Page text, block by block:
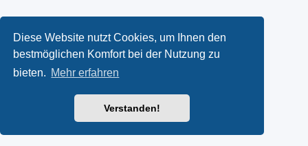
Diese Website nutzt Cookies, um Ihnen den
bestmöglichen Komfort bei der Nutzung zu
bieten. Mehr erfahren
Verstanden!